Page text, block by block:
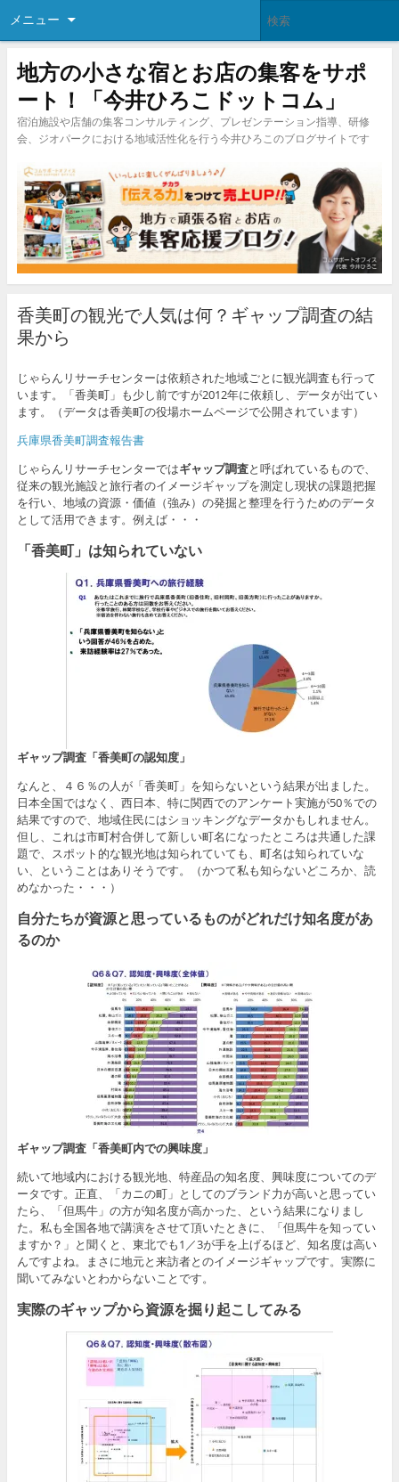
メニュー
地方の小さな宿とお店の集客をサポ
ート！「今井ひろこドットコム」
宿泊施設や店舗の集客コンサルティング、プレゼンテーション指導、研修
会、ジオパークにおける地域活性化を行う今井ひろこのブログサイトです
香美町の観光で人気は何？ギャップ調査の結
果から
じゃらんリサーチセンターは依頼された地域ごとに観光調査も行って
います。「香美町」も少し前ですが2012年に依頼し、データが出てい
ます。（データは香美町の役場ホームページで公開されています）
兵庫県香美町調査報告書
じゃらんリサーチセンターではギャップ調査と呼ばれているもので、
従来の観光施設と旅行者のイメージギャップを測定し現状の課題把握
を行い、地域の資源・価値（強み）の発掘と整理を行うためのデータ
として活用できます。例えば・・・
「香美町」は知られていない
ギャップ調査「香美町の認知度」
なんと、４６％の人が「香美町」を知らないという結果が出ました。
日本全国ではなく、西日本、特に関西でのアンケート実施が50％での
結果ですので、地域住民にはショッキングなデータかもしれません。
但し、これは市町村合併して新しい町名になったところは共通した課
題で、スポット的な観光地は知られていても、町名は知られていな
い、ということはありそうです。（かつて私も知らないどころか、読
めなかった・・・）
自分たちが資源と思っているものがどれだけ知名度があ
るのか
ギャップ調査「香美町内での興味度」
続いて地域内における観光地、特産品の知名度、興味度についてのデ
ータです。正直、「カニの町」としてのブランド力が高いと思ってい
たら、「但馬牛」の方が知名度が高かった、という結果になりまし
た。私も全国各地で講演をさせて頂いたときに、「但馬牛を知ってい
ますか？」と聞くと、東北でも1／3が手を上げるほど、知名度は高い
んですよね。まさに地元と来訪者とのイメージギャップです。実際に
聞いてみないとわからないことです。
実際のギャップから資源を掘り起こしてみる